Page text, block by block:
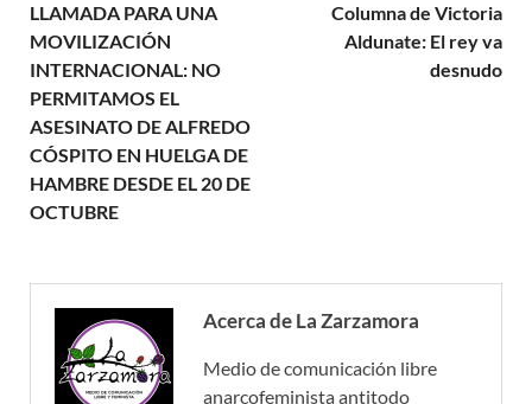
LLAMADA PARA UNA
MOVILIZACIÓN
INTERNACIONAL: NO
PERMITAMOS EL
ASESINATO DE ALFREDO
CÓSPITO EN HUELGA DE
HAMBRE DESDE EL 20 DE
OCTUBRE
Columna de Victoria
Aldunate: El rey va
desnudo
Acerca de La Zarzamora
Medio de comunicación libre
anarcofeminista antitodo